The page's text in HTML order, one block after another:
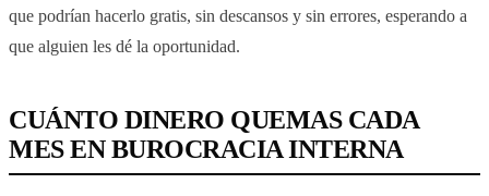
que podrían hacerlo gratis, sin descansos y sin errores, esperando a
que alguien les dé la oportunidad.
CUÁNTO DINERO QUEMAS CADA
MES EN BUROCRACIA INTERNA